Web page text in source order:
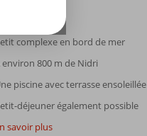
complexe en bord de mer
environ 800 m de Nidri
piscine avec terrasse ensoleillée
déjeuner également possible
savoir plus